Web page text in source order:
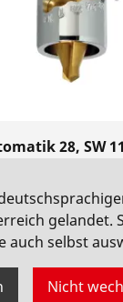
28, SW 11
gelandet.
auch selbst
Nicht